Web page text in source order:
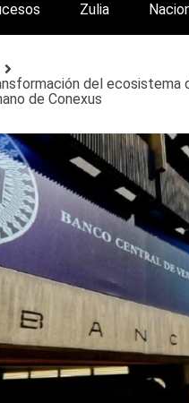
Zulia
del
de Conexus